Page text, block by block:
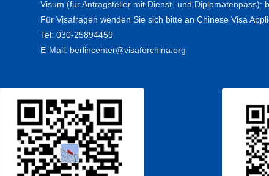
Visum (für Antragsteller mit Dienst- und Diplomatenpass):
Für Visafragen wenden Sie sich bitte an Chinese Visa
Tel: 030-25894459
E-Mail: berlincenter@visaforchina.org